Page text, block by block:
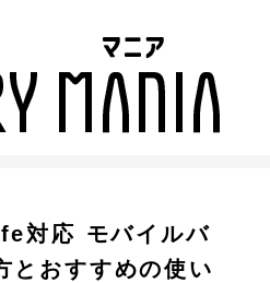
対応 モバイルバ
とおすすめの使い